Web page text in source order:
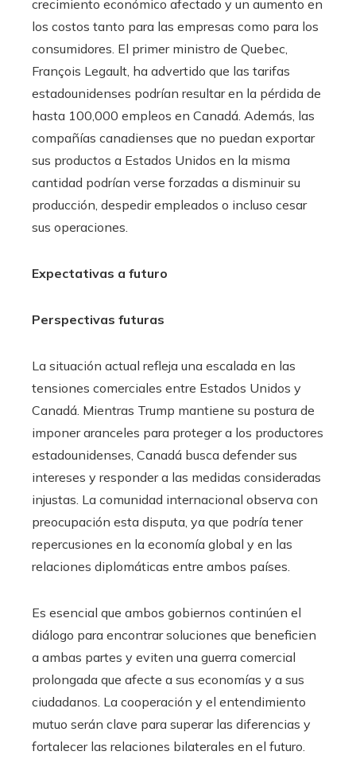
crecimiento económico afectado y un aumento en
los costos tanto para las empresas como para los
consumidores. El primer ministro de Quebec,
François Legault, ha advertido que las tarifas
estadounidenses podrían resultar en la pérdida de
hasta 100,000 empleos en Canadá. Además, las
compañías canadienses que no puedan exportar
sus productos a Estados Unidos en la misma
cantidad podrían verse forzadas a disminuir su
producción, despedir empleados o incluso cesar
sus operaciones.
Expectativas a futuro
Perspectivas futuras
La situación actual refleja una escalada en las
tensiones comerciales entre Estados Unidos y
Canadá. Mientras Trump mantiene su postura de
imponer aranceles para proteger a los productores
estadounidenses, Canadá busca defender sus
intereses y responder a las medidas consideradas
injustas. La comunidad internacional observa con
preocupación esta disputa, ya que podría tener
repercusiones en la economía global y en las
relaciones diplomáticas entre ambos países.​
Es esencial que ambos gobiernos continúen el
diálogo para encontrar soluciones que beneficien
a ambas partes y eviten una guerra comercial
prolongada que afecte a sus economías y a sus
ciudadanos. La cooperación y el entendimiento
mutuo serán clave para superar las diferencias y
fortalecer las relaciones bilaterales en el futuro.